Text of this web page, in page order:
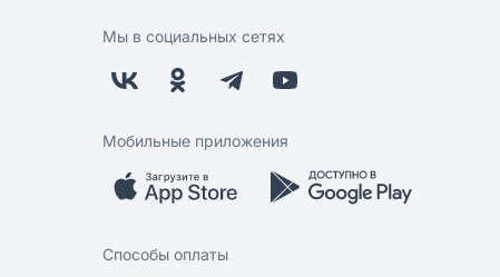
Мы в социальных сетях
Мобильные приложения
Способы оплаты